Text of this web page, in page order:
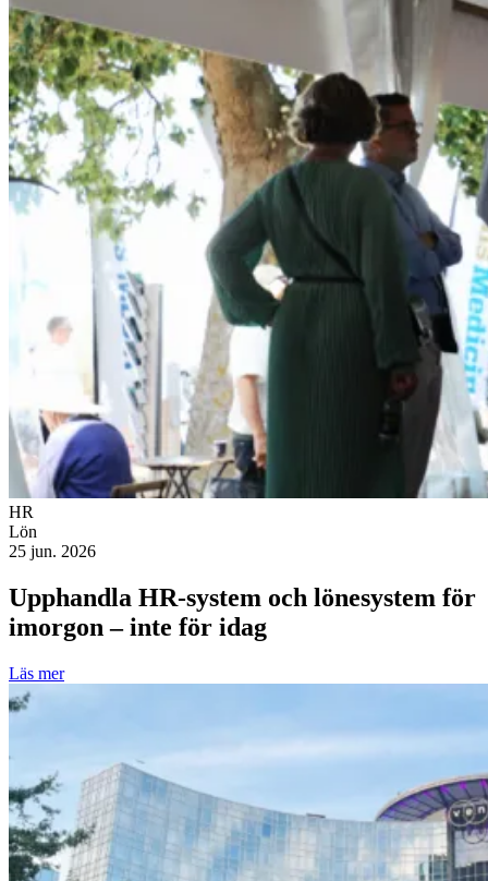
HR
Lön
25 jun. 2026
Upphandla HR-system och lönesystem för
imorgon – inte för idag
Läs mer